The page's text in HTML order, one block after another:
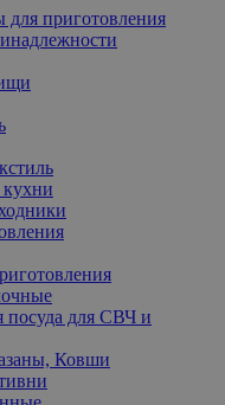
приготовления
кухни
посуда для СВЧ и
Ковши